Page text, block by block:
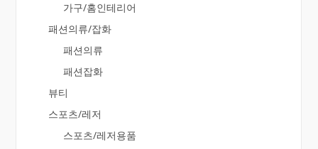
가구/홈인테리어
패션의류/잡화
패션의류
패션잡화
뷰티
스포츠/레저
스포츠/레저용품